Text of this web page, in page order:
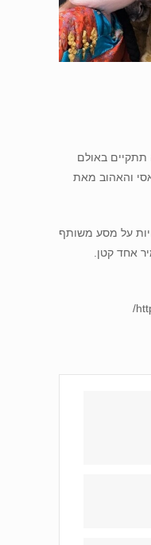
3-6. ההצגה תתקיים באולם
והאהוב מאת
על מסע משותף
אחד קטן.